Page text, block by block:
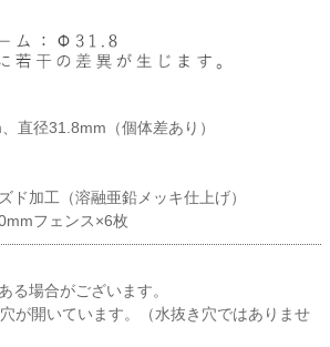
直径31.8mm（個体差あり）
ド加工（溶融亜鉛メッキ仕上げ）
フェンス×6枚
る場合がございます。
が開いています。（水抜き穴ではありませ